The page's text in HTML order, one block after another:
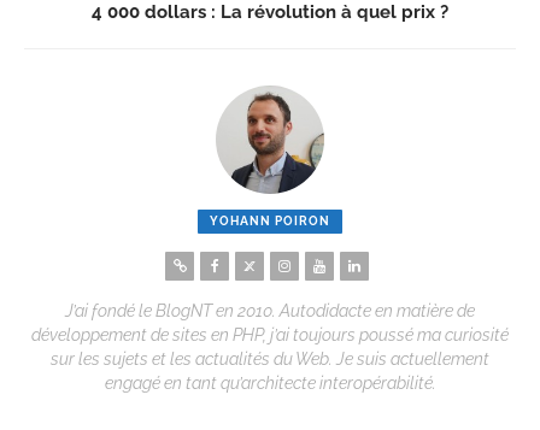
4 000 dollars : La révolution à quel prix ?
YOHANN POIRON
J’ai fondé le BlogNT en 2010. Autodidacte en matière de
développement de sites en PHP, j’ai toujours poussé ma curiosité
sur les sujets et les actualités du Web. Je suis actuellement
engagé en tant qu’architecte interopérabilité.